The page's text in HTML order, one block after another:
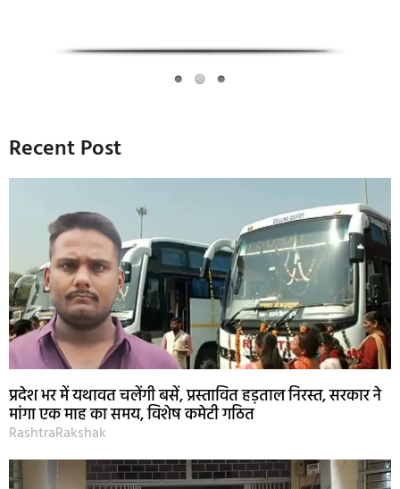
Recent Post
प्रदेश भर में यथावत चलेंगी बसें, प्रस्तावित हड़ताल निरस्त, सरकार ने
मांगा एक माह का समय, विशेष कमेटी गठित
RashtraRakshak